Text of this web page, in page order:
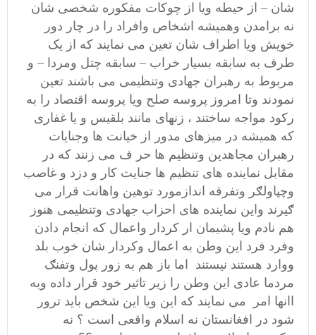
شان – از حیطه ویا از چوکات مفکوره شخصی شان
نه برامدن وهمیشه اشخاص وافراد را در چار دور
خویش ویا اطراف شان تعین می نمایند که از یک
طرف به سابقه بسیار خراب – سابقه چتل ومردا – و
مربوط به رهبران جهادی وتنظیمی می باشند تعین
نمودند وتا امروز پروسه صلح ویا پروسه اقتصاد را به
رکود مواجه ساختند ، زنهای مانند بلقیس و یا غفاری
که همیشه در میزهای مدور از خیانت ها وجنایات
رهبران مجاهدین وتنظیم ها حر ف می زنند که در
مقابل نماینده های تنظیم ها جنایت کار و دزد و غاصب
وچپاولګر وتفرقه اندازمورد توهین واهانت قرار می
ګیرند واین نماینده های احزاب جهادی وتنظیمی هنوز
هم نادم ویا پشیمان ار کردار واعمال که انجام دادن
وفرد فرد این وطن به اعمال وکردار شان خوب بلد
ووارد هستند نیستند اما باز هم به زور پول وتفنګ
مردما عادی این وطن را زیر تاثیر خود قرار داده وبه
اانها امر می نمایند که این ویا این شخص باید ترور
شود در افغانستان نه اسلام واقعی است ؟ نه